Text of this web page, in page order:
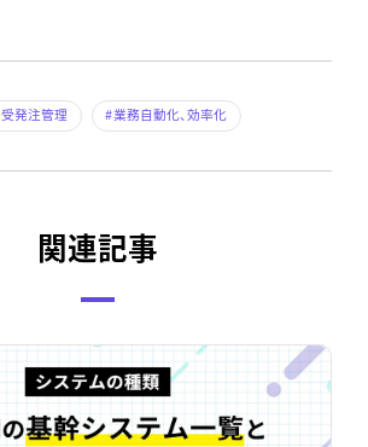
受発注管理 業務自動化、効率化
関連記事